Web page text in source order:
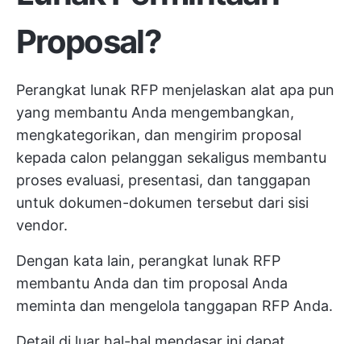
Proposal?
Perangkat lunak RFP menjelaskan alat apa pun
yang membantu Anda mengembangkan,
mengkategorikan, dan mengirim proposal
kepada calon pelanggan sekaligus membantu
proses evaluasi, presentasi, dan tanggapan
untuk dokumen-dokumen tersebut dari sisi
vendor.
Dengan kata lain, perangkat lunak RFP
membantu Anda dan tim proposal Anda
meminta dan mengelola tanggapan RFP Anda.